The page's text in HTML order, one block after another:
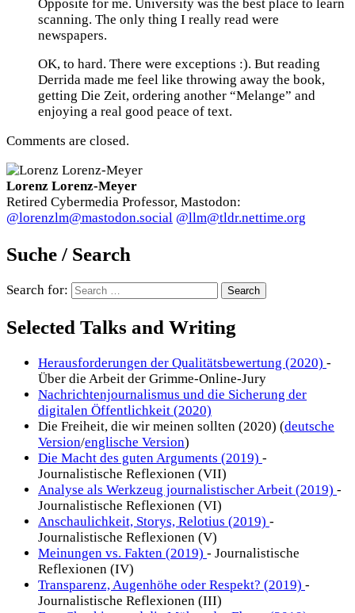
Opposite for me. University was the best place to learn
scanning. The only thing I really read were
newspapers.
OK, to hard. There were exceptions :). But reading
Derrida made me feel like throwing away the book,
getting Die Zeit, ordering another “Melange” and
enjoying a real good peace of text.
Comments are closed.
Lorenz Lorenz-Meyer
Retired Cybermedia Professor, Mastodon:
@lorenzlm@mastodon.social @llm@tldr.nettime.org
Suche / Search
Search for:
Selected Talks and Writing
Herausforderungen der Qualitätsbewertung (2020) -
Über die Arbeit der Grimme-Online-Jury
Nachrichtenjournalismus und die Sicherung der
digitalen Öffentlichkeit (2020)
Die Freiheit, die wir meinen sollten (2020) (deutsche
Version/englische Version)
Die Macht des guten Arguments (2019) -
Journalistische Reflexionen (VII)
Analyse als Werkzeug journalistischer Arbeit (2019) -
Journalistische Reflexionen (VI)
Anschaulichkeit, Storys, Relotius (2019) -
Journalistische Reflexionen (V)
Meinungen vs. Fakten (2019) - Journalistische
Reflexionen (IV)
Transparenz, Augenhöhe oder Respekt? (2019) -
Journalistische Reflexionen (III)